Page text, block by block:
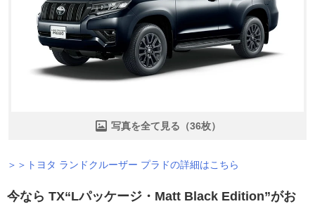
写真を全て見る（36枚）
＞＞トヨタ ランドクルーザー プラドの詳細はこちら
今なら TX“Lパッケージ・Matt Black Edition”がお